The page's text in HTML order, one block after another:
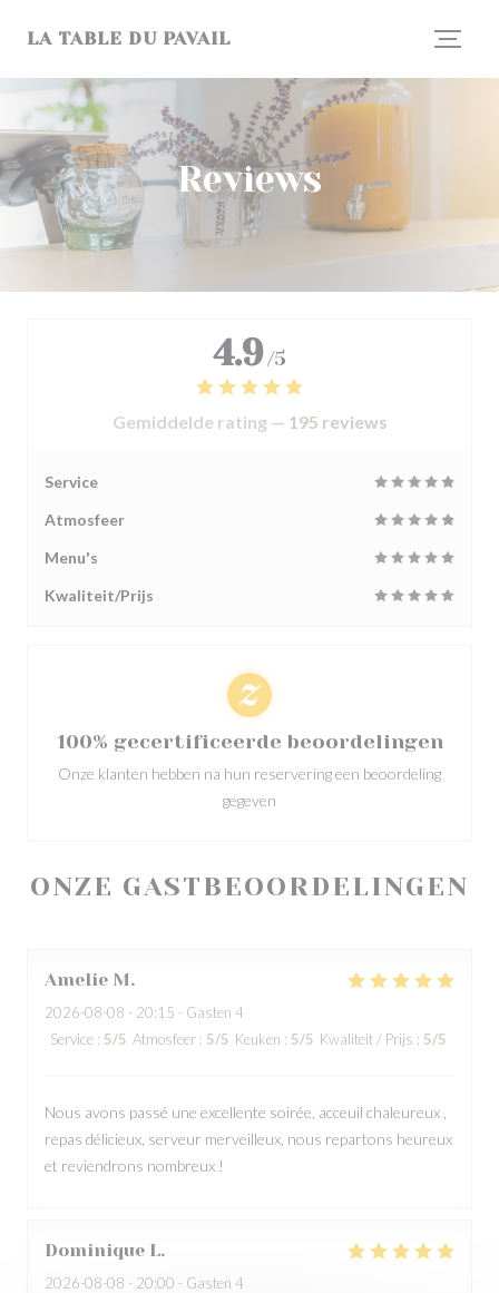
LA TABLE DU PAVAIL
Reviews
ONZE GASTBEOORDELINGEN
Amelie M
2026-08-08 - 20:15 - Gasten 4
Service : 5/5 Atmosfeer : 5/5 Keuken : 5/5 Kwaliteit / Prijs : 5/5
Nous avons passé une excellente soirée, acceuil chaleureux ,
repas délicieux, serveur merveilleux, nous repartons heureux
et reviendrons nombreux !
Dominique L
2026-08-08 - 20:00 - Gasten 4
4.9/5
Gemiddelde rating — 195 reviews
Service
Atmosfeer
Menu's
Kwaliteit/Prijs
100% gecertificeerde beoordelingen
Onze klanten hebben na hun reservering een beoordeling
gegeven